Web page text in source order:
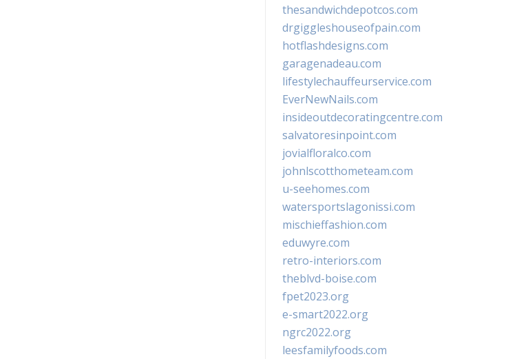
thesandwichdepotcos.com
drgiggleshouseofpain.com
hotflashdesigns.com
garagenadeau.com
lifestylechauffeurservice.com
EverNewNails.com
insideoutdecoratingcentre.com
salvatoresinpoint.com
jovialfloralco.com
johnlscotthometeam.com
u-seehomes.com
watersportslagonissi.com
mischieffashion.com
eduwyre.com
retro-interiors.com
theblvd-boise.com
fpet2023.org
e-smart2022.org
ngrc2022.org
leesfamilyfoods.com